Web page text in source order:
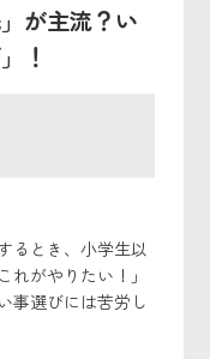
が主流？い
！
るとき、小学生以
れがやりたい！」
事選びには苦労し